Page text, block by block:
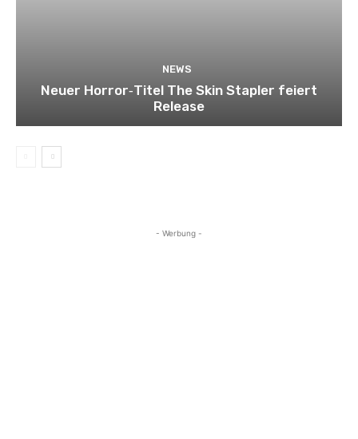
NEWS
Neuer Horror‑Titel The Skin Stapler feiert
Release
- Werbung -